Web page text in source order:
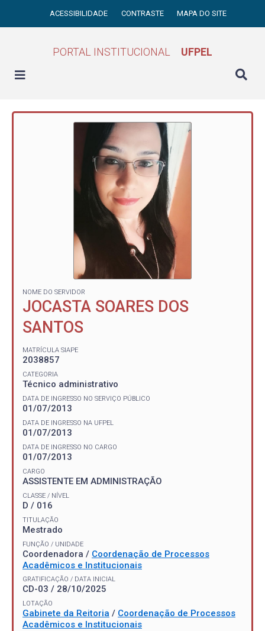
ACESSIBILIDADE CONTRASTE MAPA DO SITE
PORTAL INSTITUCIONAL UFPEL
NOME DO SERVIDOR
JOCASTA SOARES DOS
SANTOS
MATRÍCULA SIAPE
2038857
CATEGORIA
Técnico administrativo
DATA DE INGRESSO NO SERVIÇO PÚBLICO
01/07/2013
DATA DE INGRESSO NA UFPEL
01/07/2013
DATA DE INGRESSO NO CARGO
01/07/2013
CARGO
ASSISTENTE EM ADMINISTRAÇÃO
CLASSE / NÍVEL
D / 016
TITULAÇÃO
Mestrado
FUNÇÃO / UNIDADE
Coordenadora / Coordenação de Processos
Acadêmicos e Institucionais
GRATIFICAÇÃO / DATA INICIAL
CD-03 / 28/10/2025
LOTAÇÃO
Gabinete da Reitoria / Coordenação de Processos
Acadêmicos e Institucionais